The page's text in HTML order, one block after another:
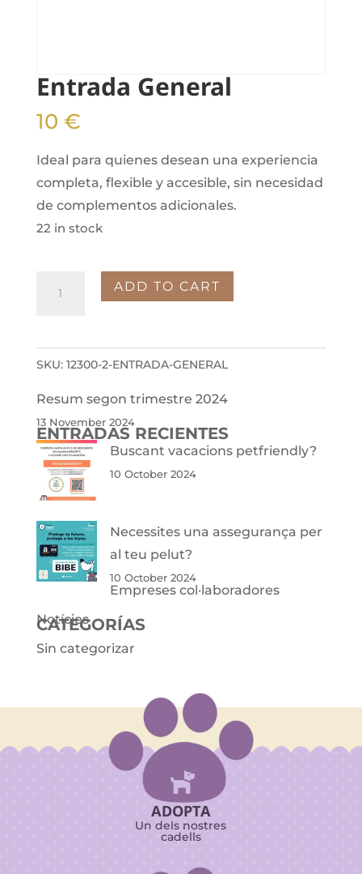
Entrada General
10 €
Ideal para quienes desean una experiencia
completa, flexible y accesible, sin necesidad
de complementos adicionales.
22 in stock
ADD TO CART
SKU: 12300-2-ENTRADA-GENERAL
ENTRADAS RECIENTES
Resum segon trimestre 2024
13 November 2024
Buscant vacacions petfriendly?
10 October 2024
Necessites una assegurança per
al teu pelut?
10 October 2024
CATEGORÍAS
Empreses col·laboradores
Notícies
Sin categorizar

ADOPTA
Un dels nostres
cadells